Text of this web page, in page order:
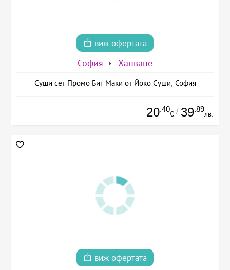
виж офертата
София Хапване
Суши сет Промо Биг Маки от Йоко Суши, София
20.40
€ / 39.89
лв.
виж офертата